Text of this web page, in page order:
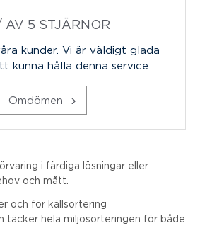
AV 5 STJÄRNOR
kunder. Vi är väldigt glada
kunna hålla denna service
Omdömen
i färdiga lösningar eller
och mått.
och för källsortering
täcker hela miljösorteringen för både